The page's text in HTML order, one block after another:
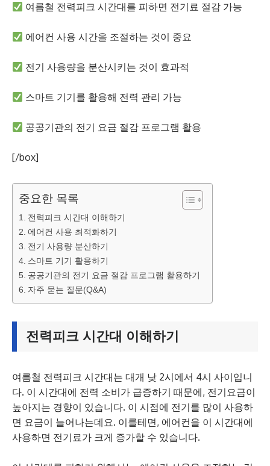
여름철 전력피크 시간대를 피하면 전기료 절감 가능
에어컨 사용 시간을 조절하는 것이 중요
전기 사용량을 분산시키는 것이 효과적
스마트 기기를 활용해 전력 관리 가능
공공기관의 전기 요금 절감 프로그램 활용
[/box]
중요한 목록
전력피크 시간대 이해하기
에어컨 사용 최적화하기
전기 사용량 분산하기
스마트 기기 활용하기
공공기관의 전기 요금 절감 프로그램 활용하기
자주 묻는 질문(Q&A)
전력피크 시간대 이해하기
여름철 전력피크 시간대는 대개 낮 2시에서 4시 사이입니
다. 이 시간대에 전력 소비가 급증하기 때문에, 전기요금이
높아지는 경향이 있습니다. 이 시점에 전기를 많이 사용하
면 요금이 늘어나는데요. 이를테면, 에어컨을 이 시간대에
사용하면 전기료가 크게 증가할 수 있습니다.